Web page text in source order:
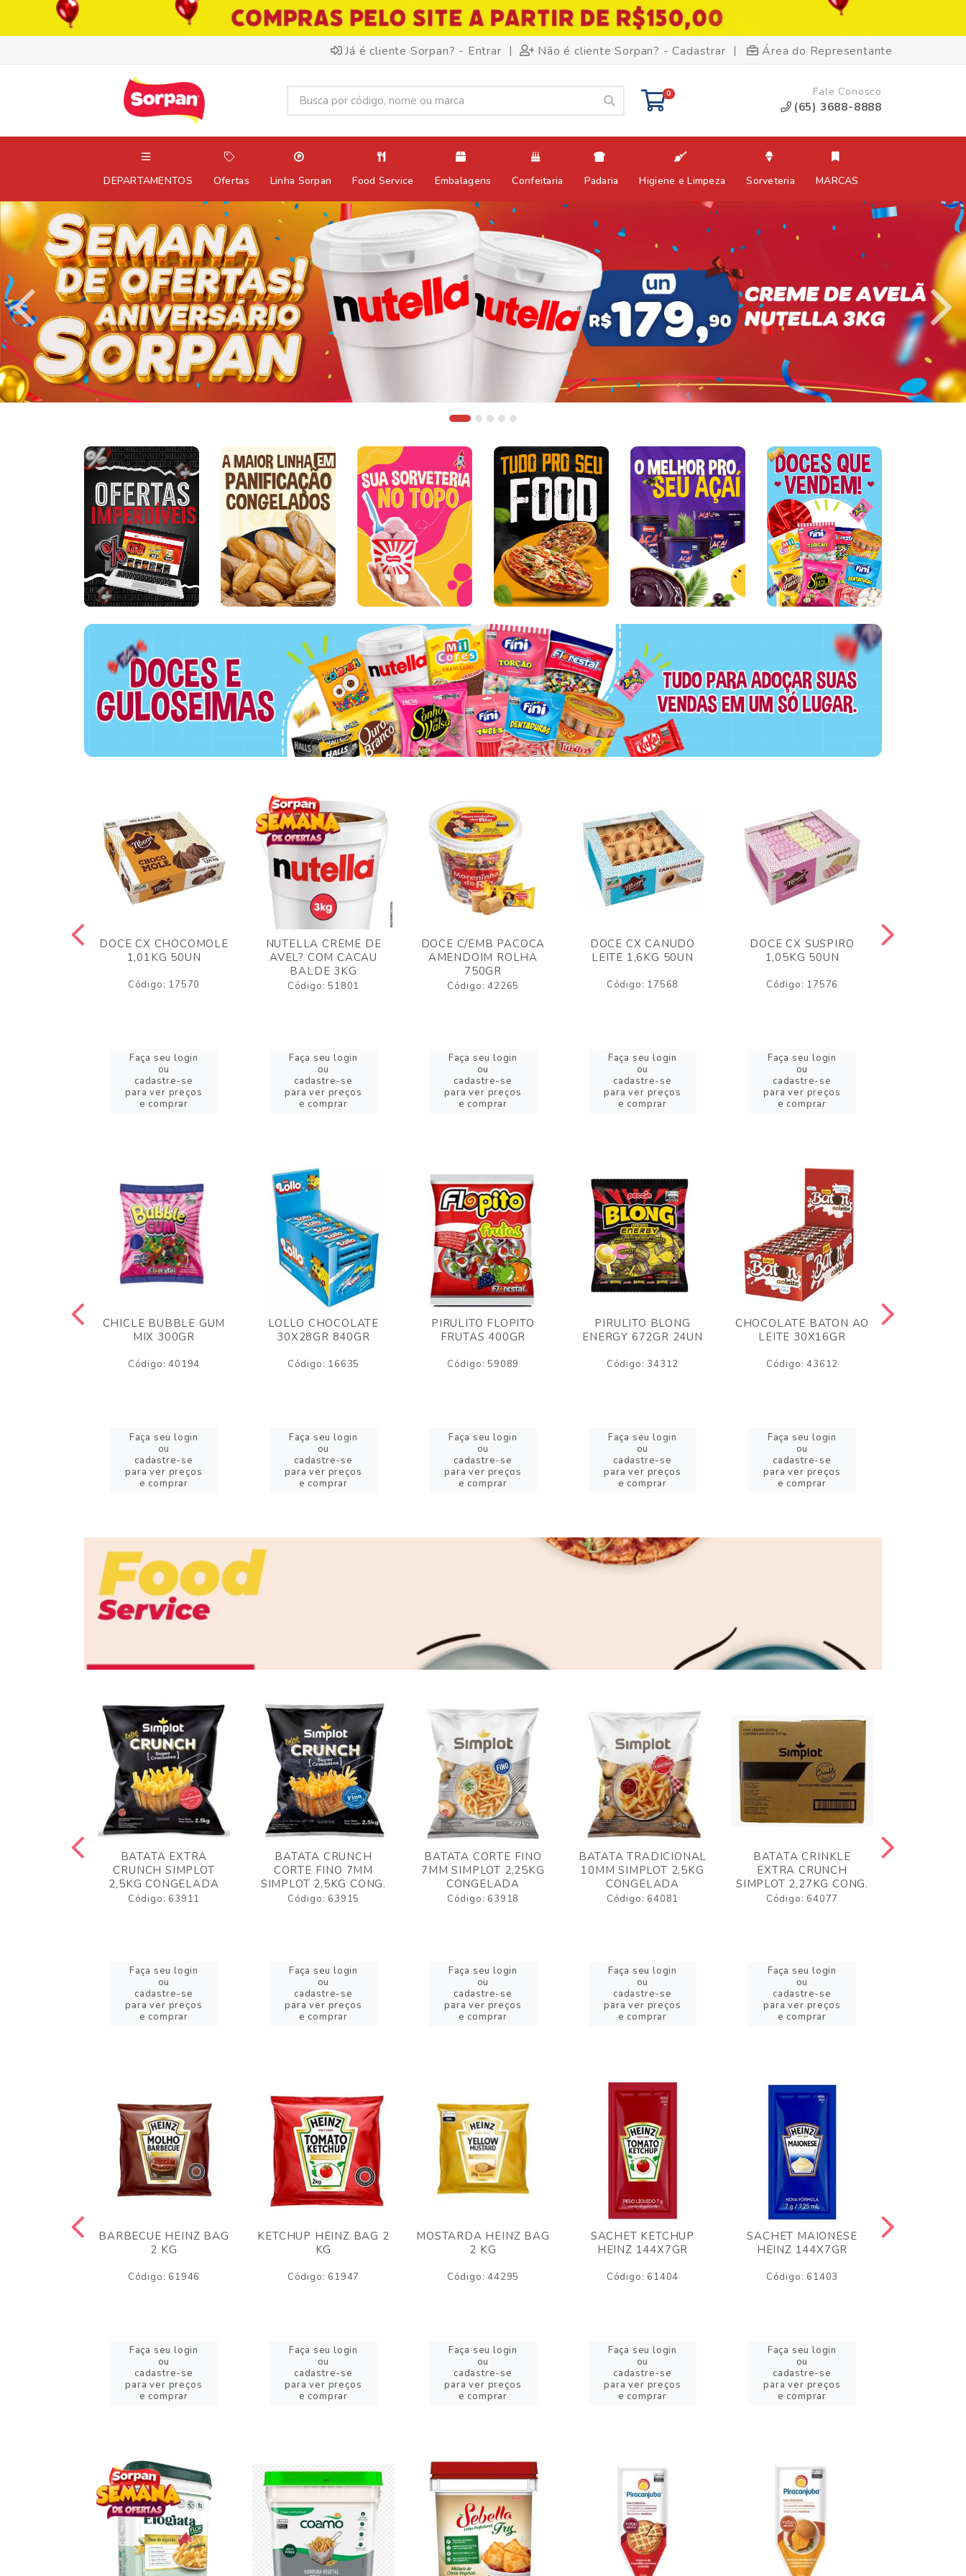
Já é cliente Sorpan? - Entrar | Não é cliente Sorpan? - Cadastrar | Área do Representante
0 Fale Conosco
(65) 3688-8888
DEPARTAMENTOS Ofertas Linha Sorpan Food Service Embalagens Confeitaria Padaria Higiene e Limpeza Sorveteria MARCAS
DOCE CX CHOCOMOLE
1,01KG 50UN
Código: 17570
Faça seu login
ou
cadastre-se
para ver preços
e comprar
NUTELLA CREME DE
AVEL? COM CACAU
BALDE 3KG
Código: 51801
Faça seu login
ou
cadastre-se
para ver preços
e comprar
DOCE C/EMB PACOCA
AMENDOIM ROLHA
750GR
Código: 42265
Faça seu login
ou
cadastre-se
para ver preços
e comprar
DOCE CX CANUDO
LEITE 1,6KG 50UN
Código: 17568
Faça seu login
ou
cadastre-se
para ver preços
e comprar
DOCE CX SUSPIRO
1,05KG 50UN
Código: 17576
Faça seu login
ou
cadastre-se
para ver preços
e comprar
CHICLE BUBBLE GUM
MIX 300GR
Código: 40194
Faça seu login
ou
cadastre-se
para ver preços
e comprar
LOLLO CHOCOLATE
30X28GR 840GR
Código: 16635
Faça seu login
ou
cadastre-se
para ver preços
e comprar
PIRULITO FLOPITO
FRUTAS 400GR
Código: 59089
Faça seu login
ou
cadastre-se
para ver preços
e comprar
PIRULITO BLONG
ENERGY 672GR 24UN
Código: 34312
Faça seu login
ou
cadastre-se
para ver preços
e comprar
CHOCOLATE BATON AO
LEITE 30X16GR
Código: 43612
Faça seu login
ou
cadastre-se
para ver preços
e comprar
BATATA EXTRA
CRUNCH SIMPLOT
2,5KG CONGELADA
Código: 63911
Faça seu login
ou
cadastre-se
para ver preços
e comprar
BATATA CRUNCH
CORTE FINO 7MM
SIMPLOT 2,5KG CONG.
Código: 63915
Faça seu login
ou
cadastre-se
para ver preços
e comprar
BATATA CORTE FINO
7MM SIMPLOT 2,25KG
CONGELADA
Código: 63918
Faça seu login
ou
cadastre-se
para ver preços
e comprar
BATATA TRADICIONAL
10MM SIMPLOT 2,5KG
CONGELADA
Código: 64081
Faça seu login
ou
cadastre-se
para ver preços
e comprar
BATATA CRINKLE
EXTRA CRUNCH
SIMPLOT 2,27KG CONG.
Código: 64077
Faça seu login
ou
cadastre-se
para ver preços
e comprar
BARBECUE HEINZ BAG
2 KG
Código: 61946
Faça seu login
ou
cadastre-se
para ver preços
e comprar
KETCHUP HEINZ BAG 2
KG
Código: 61947
Faça seu login
ou
cadastre-se
para ver preços
e comprar
MOSTARDA HEINZ BAG
2 KG
Código: 44295
Faça seu login
ou
cadastre-se
para ver preços
e comprar
SACHET KETCHUP
HEINZ 144X7GR
Código: 61404
Faça seu login
ou
cadastre-se
para ver preços
e comprar
SACHET MAIONESE
HEINZ 144X7GR
Código: 61403
Faça seu login
ou
cadastre-se
para ver preços
e comprar